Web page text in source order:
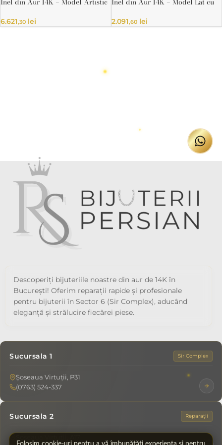
6.621,30 lei 2.091,60lei
Descoperiți bijuteriile noastre din aur de 14K în
București! Oferim reparații rapide și profesionale
pentru bijuterii în Sector 6 (Sir Complex), aducând
eleganță și strălucire fiecărei piese.
Sucursala 1 Sir Complex
Șoseaua Virtuții, P31
(0763) 524-337
Sucursala 2 Reparații